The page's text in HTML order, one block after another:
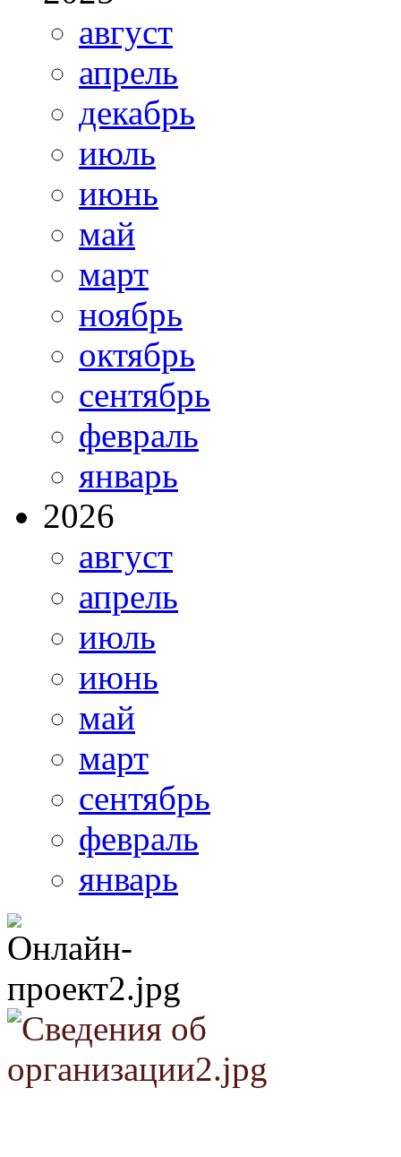
август
апрель
декабрь
июль
июнь
май
март
ноябрь
октябрь
сентябрь
февраль
январь
2026
август
апрель
июль
июнь
май
март
сентябрь
февраль
январь